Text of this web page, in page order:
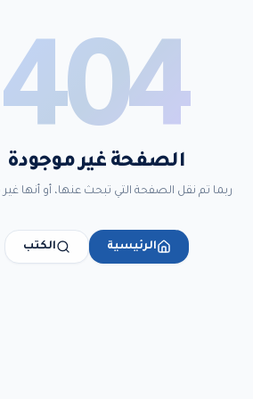
404
الصفحة غير موجودة
ربما تم نقل الصفحة التي تبحث عنها، أو أنها
الرئيسية الكتب